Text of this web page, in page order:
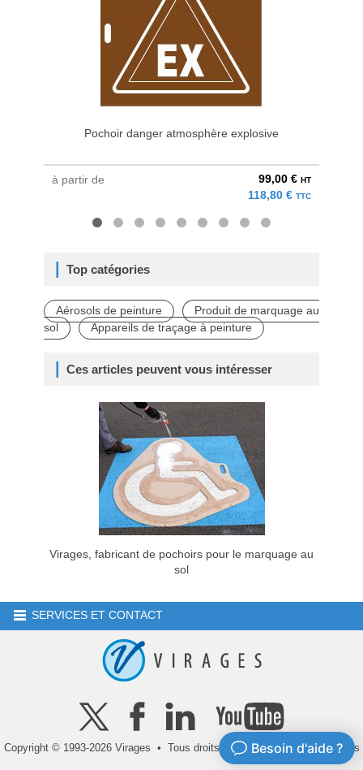
Pochoir danger atmosphère explosive
à partir de 99,00 € HT
118,80 € TTC
Top catégories
Aérosols de peinture
Produit de marquage au
sol
Appareils de traçage à peinture
Ces articles peuvent vous intéresser
Virages, fabricant de pochoirs pour le marquage au
sol
SERVICES ET CONTACT
Copyright © 1993-2026 Virages • Tous droits réservés •Mentions légales